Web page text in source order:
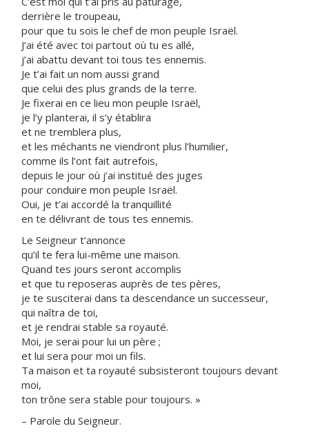
derrière le troupeau,
pour que tu sois le chef de mon peuple Israël.
J’ai été avec toi partout où tu es allé,
j’ai abattu devant toi tous tes ennemis.
Je t’ai fait un nom aussi grand
que celui des plus grands de la terre.
Je fixerai en ce lieu mon peuple Israël,
je l’y planterai, il s’y établira
et ne tremblera plus,
et les méchants ne viendront plus l’humilier,
comme ils l’ont fait autrefois,
depuis le jour où j’ai institué des juges
pour conduire mon peuple Israël.
Oui, je t’ai accordé la tranquillité
en te délivrant de tous tes ennemis.
Le Seigneur t’annonce
qu’il te fera lui-même une maison.
Quand tes jours seront accomplis
et que tu reposeras auprès de tes pères,
je te susciterai dans ta descendance un successeur,
qui naîtra de toi,
et je rendrai stable sa royauté.
Moi, je serai pour lui un père ;
et lui sera pour moi un fils.
Ta maison et ta royauté subsisteront toujours devant
moi,
ton trône sera stable pour toujours. »
– Parole du Seigneur.